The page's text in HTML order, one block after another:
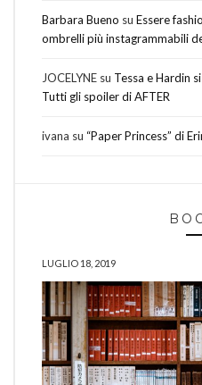
Barbara Bueno su Essere
ombrelli più instagrammabili
JOCELYNE su Tessa e Hardin
Tutti gli spoiler di AFTER
ivana su “Paper Princess” di
LUGLIO 18, 2019